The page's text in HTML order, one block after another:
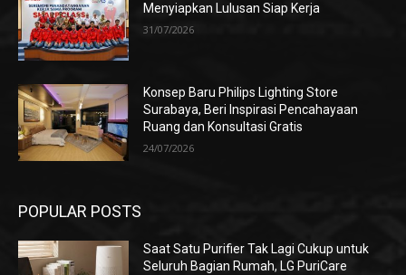
Menyiapkan Lulusan Siap Kerja
31/07/2026
Konsep Baru Philips Lighting Store
Surabaya, Beri Inspirasi Pencahayaan
Ruang dan Konsultasi Gratis
24/07/2026
POPULAR POSTS
Saat Satu Purifier Tak Lagi Cukup untuk
Seluruh Bagian Rumah, LG PuriCare